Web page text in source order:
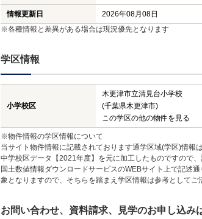
情報更新日 2026年08月08日
※各種情報と差異がある場合は現況優先となります
学区情報
小学校区
木更津市立清見台小学校
(千葉県木更津市)
この学区の他の物件を見る
※物件情報の学区情報について
当サイト物件情報に記載されております通学区域(学区)情
中学校区データ【2021年度】を元に加工したものですので
国土数値情報ダウンロードサービスのWEBサイト上で記述
象となりますので、そちらを踏まえ学区情報は参考としてご
お問い合わせ、資料請求、見学のお申し込み